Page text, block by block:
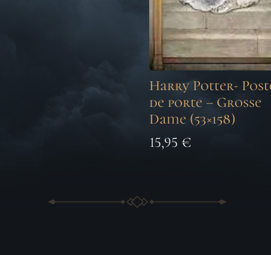
Harry Potter-
de porte – Grosse
Dame (53×158)
15,95 €